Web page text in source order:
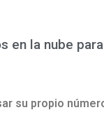
en la nube
su propio